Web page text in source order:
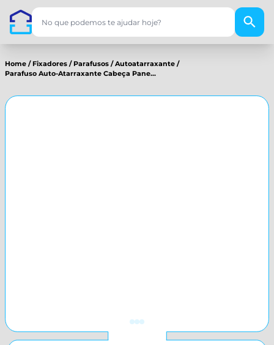
Home / Fixadores / Parafusos /Autoatarraxante /
Parafuso Auto-Atarraxante Cabeça Pane...